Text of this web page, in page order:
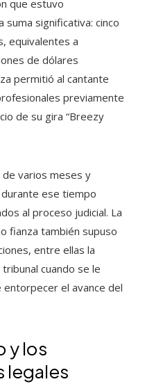
que estuvo
suma significativa: cinco
equivalentes a
de dólares
permitió al cantante
previamente
de su gira “Breezy
de varios meses y
ese tiempo
al proceso judicial. La
fianza también supuso
entre ellas la
cuando se le
entorpecer el avance del
y los
legales